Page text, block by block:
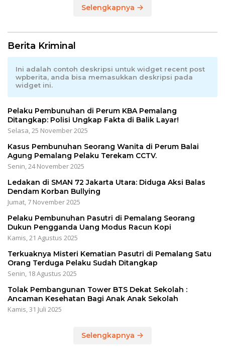
Selengkapnya
Berita Kriminal
Ini adalah contoh deskripsi untuk widget recent post
wpberita, anda bisa memasukkan deskripsi pada
widget ini.
Pelaku Pembunuhan di Perum KBA Pemalang
Ditangkap: Polisi Ungkap Fakta di Balik Layar!
Selasa, 25 November 2025
Kasus Pembunuhan Seorang Wanita di Perum Balai
Agung Pemalang Pelaku Terekam CCTV.
Senin, 24 November 2025
Ledakan di SMAN 72 Jakarta Utara: Diduga Aksi Balas
Dendam Korban Bullying
Jumat, 7 November 2025
Pelaku Pembunuhan Pasutri di Pemalang Seorang
Dukun Pengganda Uang Modus Racun Kopi
Kamis, 21 Agustus 2025
Terkuaknya Misteri Kematian Pasutri di Pemalang Satu
Orang Terduga Pelaku Sudah Ditangkap
Senin, 18 Agustus 2025
Tolak Pembangunan Tower BTS Dekat Sekolah :
Ancaman Kesehatan Bagi Anak Anak Sekolah
Kamis, 31 Juli 2025
Selengkapnya